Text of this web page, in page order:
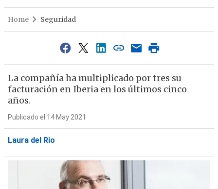
Home Seguridad
La compañía ha multiplicado por tres su
facturación en Iberia en los últimos cinco
años.
Publicado el 14 May 2021
Laura del Rio